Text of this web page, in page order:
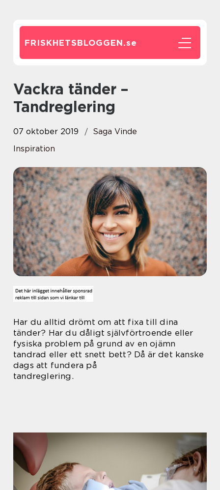
FRISKHETSBLOGGEN.se
Vackra tänder –
Tandreglering
07 oktober 2019
Saga Vinde
Inspiration
Har du alltid drömt om att fixa till dina
tänder? Har du dåligt självförtroende eller
fysiska problem på grund av en ojämn
tandrad eller ett snett bett? Då är det kanske
dags att fundera på
tandreglering.